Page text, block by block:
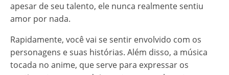
apesar de seu talento, ele nunca realmente sentiu
amor por nada.
Rapidamente, você vai se sentir envolvido com os
personagens e suas histórias. Além disso, a música
tocada no anime, que serve para expressar os